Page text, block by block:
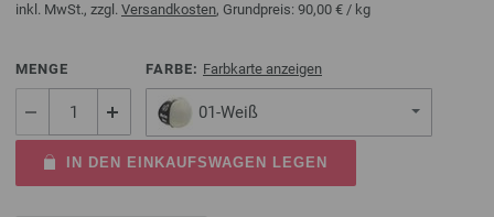
inkl. MwSt., zzgl. Versandkosten, Grundpreis: 90,00 € / kg
MENGE FARBE: Farbkarte anzeigen
01-Weiß
IN DEN EINKAUFSWAGEN LEGEN